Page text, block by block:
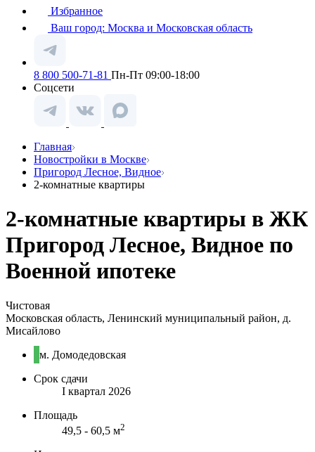
Избранное
Ваш город: Москва и Московская область
8 800 500-71-81 Пн-Пт 09:00-18:00
Соцсети
Главная
Новостройки в Москве
Пригород Лесное, Видное
2-комнатные квартиры
2-комнатные квартиры в ЖК
Пригород Лесное, Видное по
Военной ипотеке
Чистовая
Московская область, Ленинский муниципальный район, д.
Мисайлово
м. Домодедовская
Срок сдачи
I квартал 2026
Площадь
49,5 - 60,5 м2